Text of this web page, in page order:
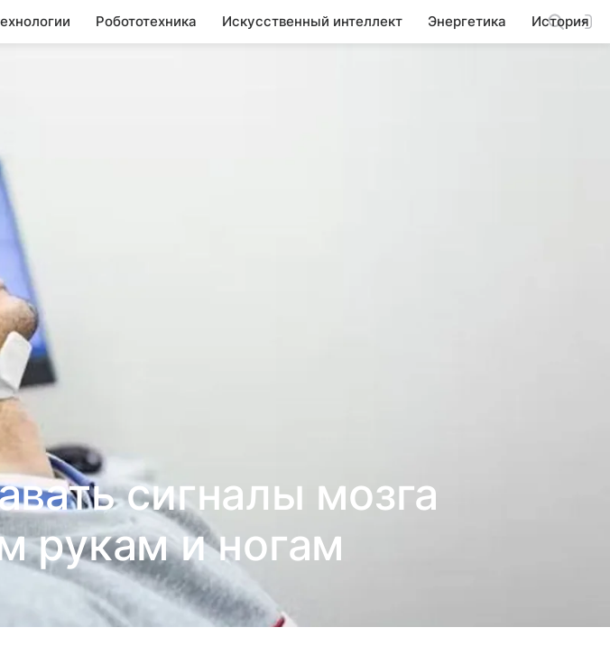
Робототехника Искусственный интеллект Энергетика История
сигналы мозга
рукам и ногам